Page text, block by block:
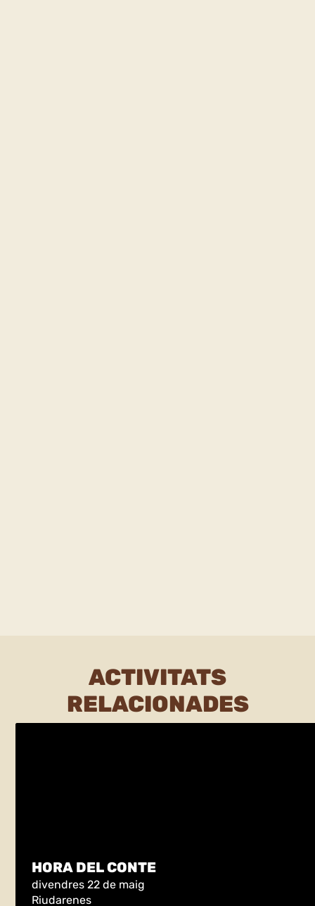
ACTIVITATS
RELACIONADES
HORA DEL CONTE
divendres 22 de maig
Riudarenes